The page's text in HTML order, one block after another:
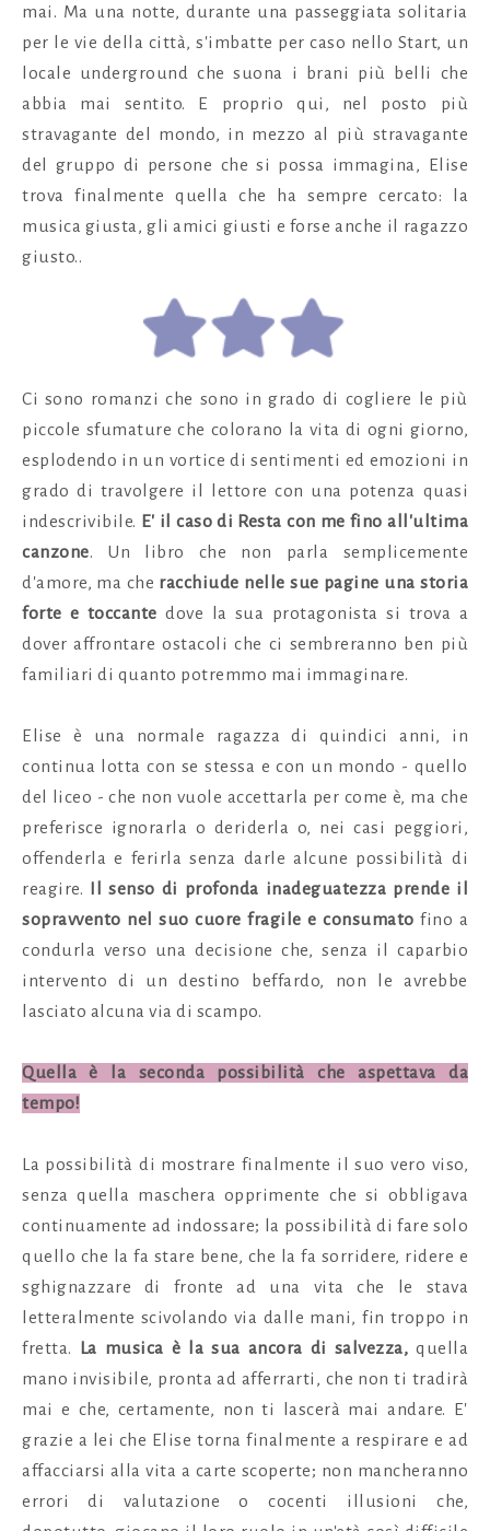
mai. Ma una notte, durante una passeggiata solitaria
per le vie della città, s'imbatte per caso nello Start, un
locale underground che suona i brani più belli che
abbia mai sentito. E proprio qui, nel posto più
stravagante del mondo, in mezzo al più stravagante
del gruppo di persone che si possa immagina, Elise
trova finalmente quella che ha sempre cercato: la
musica giusta, gli amici giusti e forse anche il ragazzo
giusto..
Ci sono romanzi che sono in grado di cogliere le più
piccole sfumature che colorano la vita di ogni giorno,
esplodendo in un vortice di sentimenti ed emozioni in
grado di travolgere il lettore con una potenza quasi
indescrivibile. E' il caso di Resta con me fino all'ultima
canzone. Un libro che non parla semplicemente
d'amore, ma che racchiude nelle sue pagine una storia
forte e toccante dove la sua protagonista si trova a
dover affrontare ostacoli che ci sembreranno ben più
familiari di quanto potremmo mai immaginare.
Elise è una normale ragazza di quindici anni, in
continua lotta con se stessa e con un mondo - quello
del liceo - che non vuole accettarla per come è, ma che
preferisce ignorarla o deriderla o, nei casi peggiori,
offenderla e ferirla senza darle alcune possibilità di
reagire. Il senso di profonda inadeguatezza prende il
sopravvento nel suo cuore fragile e consumato fino a
condurla verso una decisione che, senza il caparbio
intervento di un destino beffardo, non le avrebbe
lasciato alcuna via di scampo.
Quella è la seconda possibilità che aspettava da
tempo!
La possibilità di mostrare finalmente il suo vero viso,
senza quella maschera opprimente che si obbligava
continuamente ad indossare; la possibilità di fare solo
quello che la fa stare bene, che la fa sorridere, ridere e
sghignazzare di fronte ad una vita che le stava
letteralmente scivolando via dalle mani, fin troppo in
fretta.
La musica è la sua ancora di salvezza, quella
mano invisibile, pronta ad afferrarti, che non ti tradirà
mai e che, certamente, non ti lascerà mai andare. E'
grazie a lei che Elise torna finalmente a respirare e ad
affacciarsi alla vita a carte scoperte; non mancheranno
errori di valutazione o cocenti illusioni che,